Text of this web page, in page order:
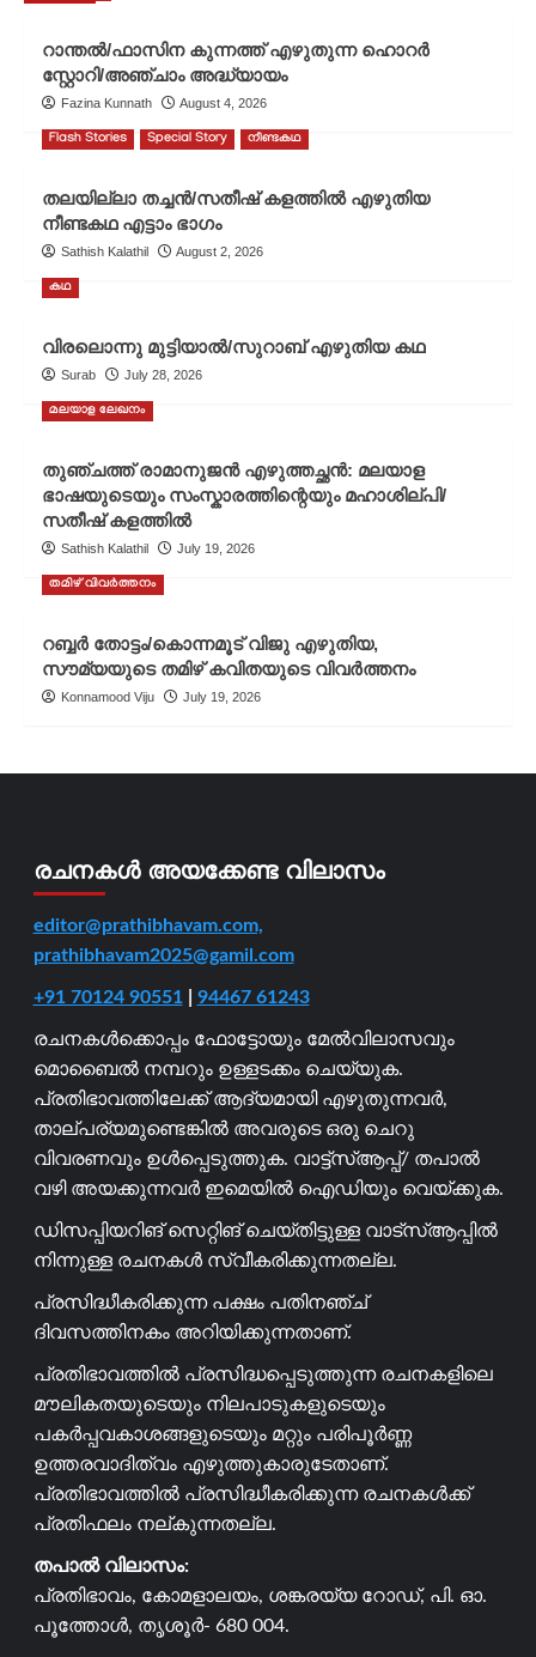
എ.
കൃഷ്ണൻ
ലേഖനം/
പ്രതിഭാവം
റാന്തൽ/ഫാസിന കുന്നത്ത് എഴുതുന്ന ഹൊറർ
സ്റ്റോറി/അഞ്ചാം അദ്ധ്യായം
Fazina Kunnath August 4, 2026
Flash Stories Special Story നീണ്ടകഥ
തലയില്ലാ തച്ചൻ/സതീഷ് കളത്തിൽ എഴുതിയ
നീണ്ടകഥ എട്ടാം ഭാഗം
Sathish Kalathil August 2, 2026
കഥ
വിരലൊന്നു മുട്ടിയാൽ/സുറാബ് എഴുതിയ കഥ
Surab July 28, 2026
മലയാള ലേഖനം
തുഞ്ചത്ത് രാമാനുജൻ എഴുത്തച്ഛൻ: മലയാള
ഭാഷയുടെയും സംസ്കാരത്തിന്റെയും മഹാശില്പി/
സതീഷ് കളത്തിൽ
Sathish Kalathil July 19, 2026
തമിഴ് വിവർത്തനം
റബ്ബർ തോട്ടം/കൊന്നമൂട് വിജു എഴുതിയ,
സൗമ്യയുടെ തമിഴ് കവിതയുടെ വിവർത്തനം
Konnamood Viju July 19, 2026
രചനകൾ അയക്കേണ്ട വിലാസം
editor@prathibhavam.com,
prathibhavam2025@gamil.com
+91 70124 90551| 94467 61243
രചനകൾക്കൊപ്പം ഫോട്ടോയും മേൽവിലാസവും
മൊബൈൽ നമ്പറും ഉള്ളടക്കം ചെയ്യുക.
പ്രതിഭാവത്തിലേക്ക് ആദ്യമായി എഴുതുന്നവർ,
താല്പര്യമുണ്ടെങ്കിൽ അവരുടെ ഒരു ചെറു
വിവരണവും ഉൾപ്പെടുത്തുക. വാട്ട്സ്ആപ്പ്/ തപാൽ
വഴി അയക്കുന്നവർ ഇമെയിൽ ഐഡിയും വെയ്ക്കുക.
ഡിസപ്പിയറിങ് സെറ്റിങ് ചെയ്തിട്ടുള്ള വാട്സ്ആപ്പിൽ
നിന്നുള്ള രചനകൾ സ്വീകരിക്കുന്നതല്ല.
പ്രസിദ്ധീകരിക്കുന്ന പക്ഷം പതിനഞ്ച്
ദിവസത്തിനകം അറിയിക്കുന്നതാണ്.
പ്രതിഭാവത്തിൽ പ്രസിദ്ധപ്പെടുത്തുന്ന രചനകളിലെ
മൗലികതയുടെയും നിലപാടുകളുടെയും
പകർപ്പവകാശങ്ങളുടെയും മറ്റും പരിപൂർണ്ണ
ഉത്തരവാദിത്വം എഴുത്തുകാരുടേതാണ്.
പ്രതിഭാവത്തിൽ പ്രസിദ്ധീകരിക്കുന്ന രചനകൾക്ക്
പ്രതിഫലം നല്കുന്നതല്ല.
തപാൽ വിലാസം:
പ്രതിഭാവം, കോമളാലയം, ശങ്കരയ്യ റോഡ്, പി. ഓ.
പൂത്തോൾ, തൃശൂർ- 680 004.